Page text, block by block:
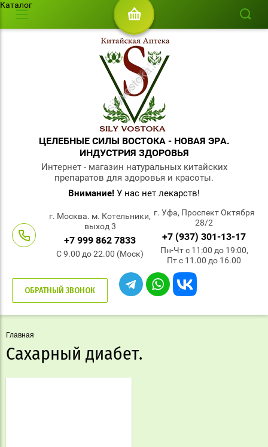
Каталог
ЦЕЛЕБНЫЕ СИЛЫ ВОСТОКА - НОВАЯ ЭРА.
ИНДУСТРИЯ ЗДОРОВЬЯ
Интернет - магазин натуральных китайских
препаратов для здоровья и красоты.
Внимание! У нас нет лекарств!
г. Москва. м. Котельники,
выход 3
+7 999 862 7833
С 9.00 до 22.00 (Моск)
г. Уфа, Проспект Октября
28/2
+7 (937) 301-13-17
Пн-Чт с 11:00 до 19:00,
Пт с 11.00 до 16.00
ОБРАТНЫЙ ЗВОНОК
Главная
Сахарный диабет.